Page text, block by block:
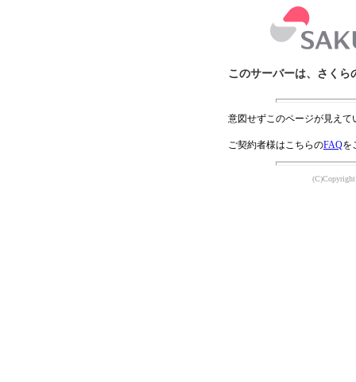
このサーバーは、さくら
意図せずこのページが見え
ご契約者様はこちらのFAQを